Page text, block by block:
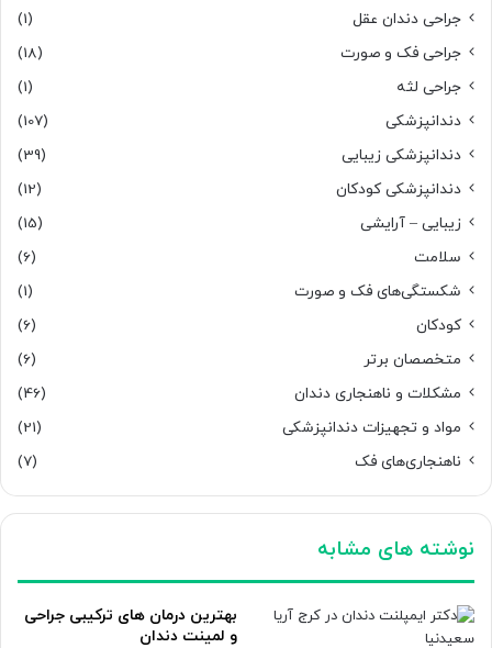
جراحی دندان عقل
(1)
جراحی فک و صورت
(18)
جراحی لثه
(1)
دندانپزشکی
(107)
دندانپزشکی زیبایی
(39)
دندانپزشکی کودکان
(12)
زیبایی – آرایشی
(15)
سلامت
(6)
شکستگی‌های فک و صورت
(1)
کودکان
(6)
متخصصان برتر
(6)
مشکلات و ناهنجاری دندان
(46)
مواد و تجهیزات دندانپزشکی
(21)
ناهنجاری‌های فک
(7)
نوشته های مشابه
بهترین درمان های ترکیبی جراحی
و لمینت دندان